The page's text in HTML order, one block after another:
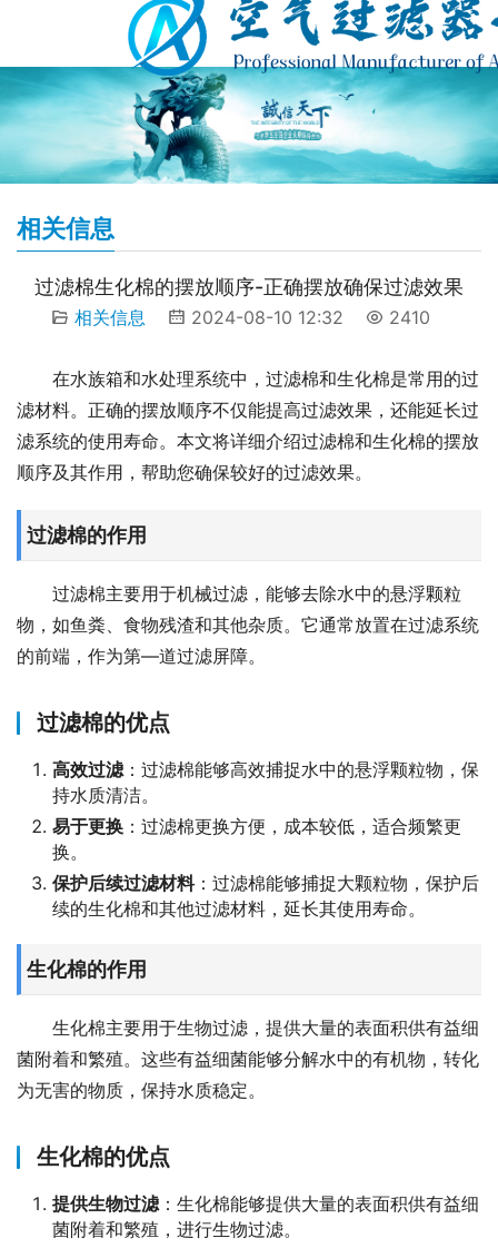
相关信息
过滤棉生化棉的摆放顺序-正确摆放确保过滤效果
相关信息 2024-08-10 12:32 2410
在水族箱和水处理系统中，过滤棉和生化棉是常用的过
滤材料。正确的摆放顺序不仅能提高过滤效果，还能延长过
滤系统的使用寿命。本文将详细介绍过滤棉和生化棉的摆放
顺序及其作用，帮助您确保较好的过滤效果。
过滤棉的作用
过滤棉主要用于机械过滤，能够去除水中的悬浮颗粒
物，如鱼粪、食物残渣和其他杂质。它通常放置在过滤系统
的前端，作为第—道过滤屏障。
过滤棉的优点
高效过滤：过滤棉能够高效捕捉水中的悬浮颗粒物，保
持水质清洁。
易于更换 ：过滤棉更换方便，成本较低，适合频繁更
换。
保护后续过滤材料：过滤棉能够捕捉大颗粒物，保护后
续的生化棉和其他过滤材料，延长其使用寿命。
生化棉的作用
生化棉主要用于生物过滤，提供大量的表面积供有益细
菌附着和繁殖。这些有益细菌能够分解水中的有机物，转化
为无害的物质，保持水质稳定。
生化棉的优点
提供生物过滤：生化棉能够提供大量的表面积供有益细
菌附着和繁殖，进行生物过滤。